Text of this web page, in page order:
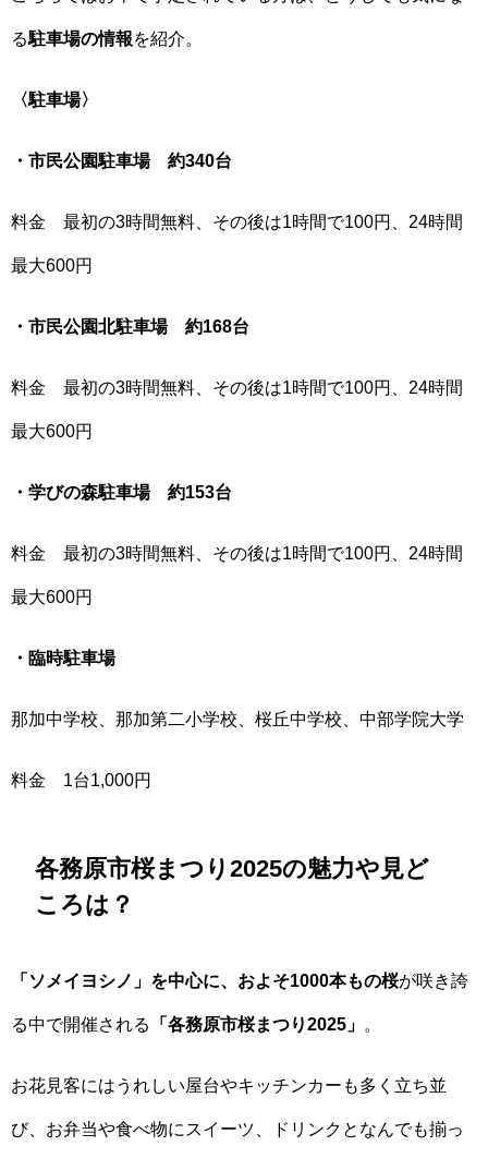
る駐車場の情報を紹介。
〈駐車場〉
・市民公園駐車場 約340台
料金 最初の3時間無料、その後は1時間で100円、24時間
最大600円
・市民公園北駐車場 約168台
料金 最初の3時間無料、その後は1時間で100円、24時間
最大600円
・学びの森駐車場 約153台
料金 最初の3時間無料、その後は1時間で100円、24時間
最大600円
・臨時駐車場
那加中学校、那加第二小学校、桜丘中学校、中部学院大学
料金 1台1,000円
各務原市桜まつり2025の魅力や見ど
ころは？
「ソメイヨシノ」を中心に、およそ1000本もの桜が咲き誇
る中で開催される 「各務原市桜まつり2025」 。
お花見客にはうれしい屋台やキッチンカーも多く立ち並
び、お弁当や食べ物にスイーツ、ドリンクとなんでも揃っ